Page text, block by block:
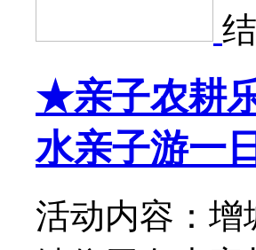
★亲子农耕
水亲子游一
活动内容：增